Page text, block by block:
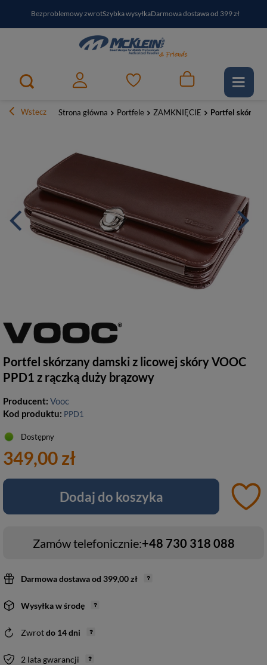
Bezproblemowy zwrotSzybka wysyłkaDarmowa dostawa od 399 zł
PayPo - kup i zapłać za30 dniZapisz się do newslettera i odbierz RABAT
Wstecz Strona główna Portfele ZAMKNIĘCIE Portfel
Portfel skórzany damski z licowej skóry VOOC
PPD1 z rączką duży brązowy
Producent: Vooc
Kod produktu: PPD1
Dostępny
349,00 zł
Dodaj do koszyka
Zamów telefonicznie:+48 730 318 088
Darmowa dostawaod 399,00 zł
Wysyłkaw środę
Zwrotdo 14dni
2 lata gwarancji